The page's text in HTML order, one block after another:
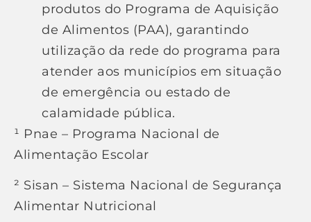
produtos do Programa de Aquisição
de Alimentos (PAA), garantindo
utilização da rede do programa para
atender aos municípios em situação
de emergência ou estado de
calamidade pública.
¹ Pnae – Programa Nacional de
Alimentação Escolar
² Sisan – Sistema Nacional de Segurança
Alimentar Nutricional